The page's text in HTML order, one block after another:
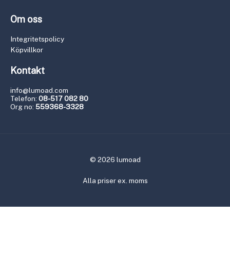
Om oss
Integritetspolicy
Köpvillkor
Kontakt
info@lumoad.com
Telefon: 08-517 082 80
Org no: 559368-3328
© 2026 lumoad
Alla priser ex. moms